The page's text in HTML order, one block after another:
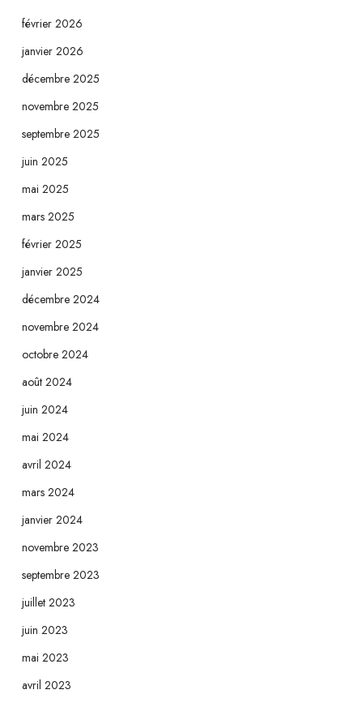
février 2026
janvier 2026
décembre 2025
novembre 2025
septembre 2025
juin 2025
mai 2025
mars 2025
février 2025
janvier 2025
décembre 2024
novembre 2024
octobre 2024
août 2024
juin 2024
mai 2024
avril 2024
mars 2024
janvier 2024
novembre 2023
septembre 2023
juillet 2023
juin 2023
mai 2023
avril 2023